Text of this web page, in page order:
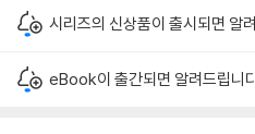
시리즈의 신상품이 출시되면 알
eBook이 출간되면 알려드립니